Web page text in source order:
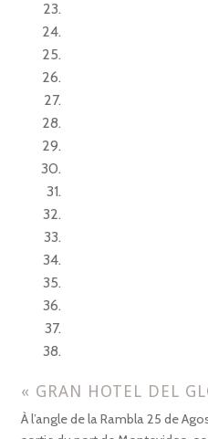
« GRAN HOTEL DEL
À l’angle de la Rambla 25 de